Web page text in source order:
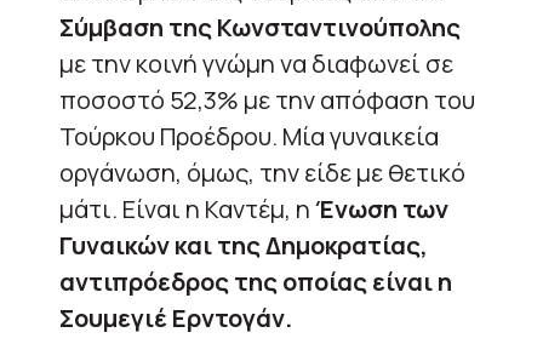
Σύμβαση της Κωνσταντινούπολης
με την κοινή γνώμη να διαφωνεί σε
ποσοστό 52,3% με την απόφαση του
Τούρκου Προέδρου. Μία γυναικεία
οργάνωση, όμως, την είδε με θετικό
μάτι. Είναι η Καντέμ, ηΈνωση των
Γυναικών και της Δημοκρατίας,
αντιπρόεδρος της οποίας είναι η
Σουμεγιέ Ερντογάν.